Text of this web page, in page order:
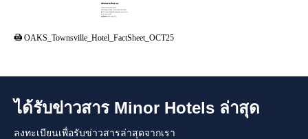
OAKS_Townsville_Hotel_FactSheet_OCT25
ได้รับข่าวสาร Minor Hotels ล่าสุด
ลงทะเบียนเพื่อรับข่าวสารล่าสุดจากเรา